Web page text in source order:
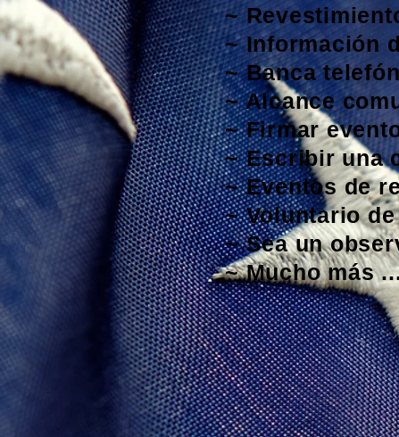
~
~ Información
~ Banca
~ Alcance
~ Firmar
~ Escribir una
~ Eventos de
~ Voluntario
~ Sea un
~ Mucho más